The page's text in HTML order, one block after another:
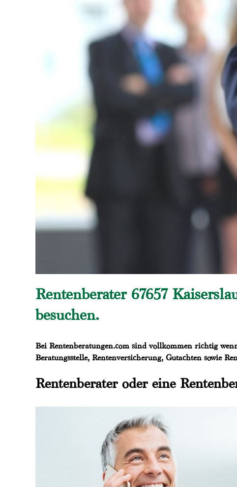
Rentenberater 67657
besuchen.
Bei Rentenberatungen.com sind vollkommen richtig
Beratungsstelle, Rentenversicherung, Gutachten sowie
Rentenberater oder eine